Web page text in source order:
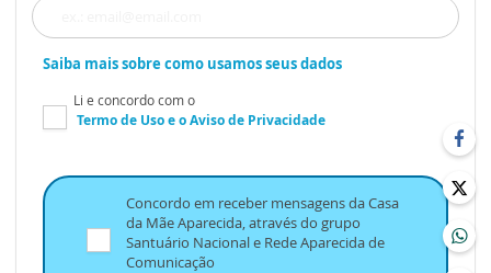
Saiba mais sobre como usamos seus dados
Li e concordo com o
Termo de Usoe oAviso de Privacidade
Concordo em receber mensagens da Casa
da Mãe Aparecida, através do grupo
Santuário Nacional e Rede Aparecida de
Comunicação